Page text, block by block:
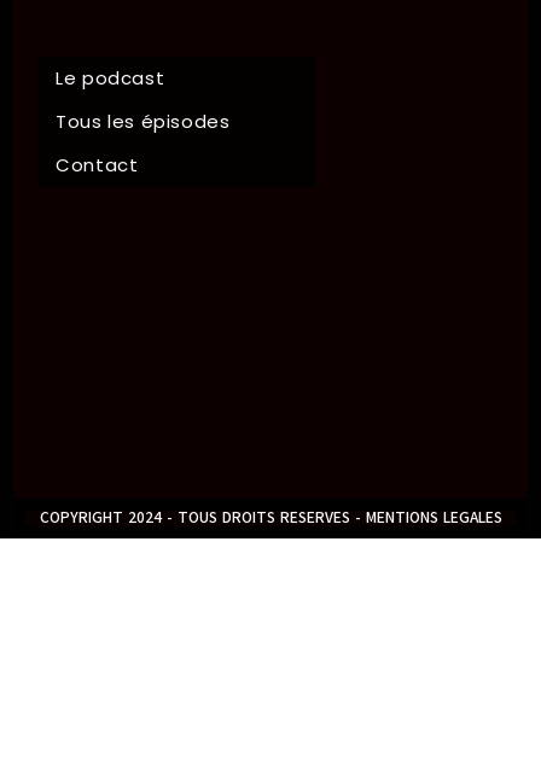
Le podcast
Tous les épisodes
Contact
COPYRIGHT 2024 - TOUS DROITS RESERVES - MENTIONS LEGALES